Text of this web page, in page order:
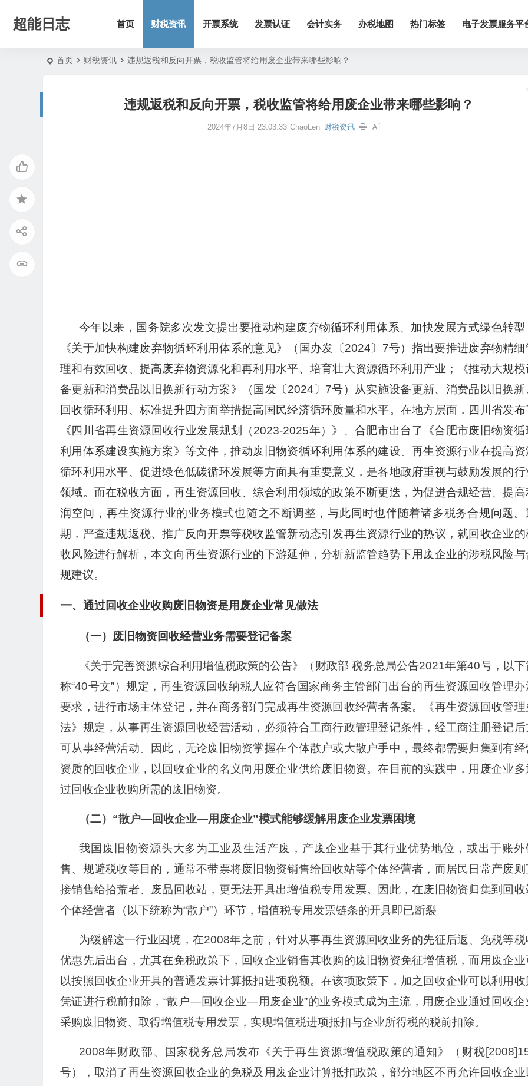
超能日志 首页 财税资讯 开票系统 发票认证 会计实务 办税地图 热门标签 电子发票服务平
首页 财税资讯 违规返税和反向开票，税收监管将给用废企业带来哪些影响？
违规返税和反向开票，税收监管将给用废企业带来哪些影响？
2024年7月8日 23:03:33 ChaoLen 财税资讯
今年以来，国务院多次发文提出要推动构建废弃物循环利用体系、加快发展方式绿色转型
《关于加快构建废弃物循环利用体系的意见》（国办发〔2024〕7号）指出要推进废弃物精细
理和有效回收、提高废弃物资源化和再利用水平、培育壮大资源循环利用产业；《推动大规模
备更新和消费品以旧换新行动方案》（国发〔2024〕7号）从实施设备更新、消费品以旧换新
回收循环利用、标准提升四方面举措提高国民经济循环质量和水平。在地方层面，四川省发布
《四川省再生资源回收行业发展规划（2023-2025年）》、合肥市出台了《合肥市废旧物资循
利用体系建设实施方案》等文件，推动废旧物资循环利用体系的建设。再生资源行业在提高资
循环利用水平、促进绿色低碳循环发展等方面具有重要意义，是各地政府重视与鼓励发展的行
领域。而在税收方面，再生资源回收、综合利用领域的政策不断更迭，为促进合规经营、提高
润空间，再生资源行业的业务模式也随之不断调整，与此同时也伴随着诸多税务合规问题。
期，严查违规返税、推广反向开票等税收监管新动态引发再生资源行业的热议，就回收企业的
收风险进行解析，本文向再生资源行业的下游延伸，分析新监管趋势下用废企业的涉税风险与
规建议。
一、通过回收企业收购废旧物资是用废企业常见做法
（一）废旧物资回收经营业务需要登记备案
《关于完善资源综合利用增值税政策的公告》（财政部 税务总局公告2021年第40号，以下
称“40号文”）规定，再生资源回收纳税人应符合国家商务主管部门出台的再生资源回收管理办
要求，进行市场主体登记，并在商务部门完成再生资源回收经营者备案。《再生资源回收管理
法》规定，从事再生资源回收经营活动，必须符合工商行政管理登记条件，经工商注册登记后
可从事经营活动。因此，无论废旧物资掌握在个体散户或大散户手中，最终都需要归集到有经
资质的回收企业，以回收企业的名义向用废企业供给废旧物资。在目前的实践中，用废企业多
过回收企业收购所需的废旧物资。
（二）“散户—回收企业—用废企业”模式能够缓解用废企业发票困境
我国废旧物资源头大多为工业及生活产废，产废企业基于其行业优势地位，或出于账外
售、规避税收等目的，通常不带票将废旧物资销售给回收站等个体经营者，而居民日常产废则
接销售给拾荒者、废品回收站，更无法开具出增值税专用发票。因此，在废旧物资归集到回收
个体经营者（以下统称为“散户”）环节，增值税专用发票链条的开具即已断裂。
为缓解这一行业困境，在2008年之前，针对从事再生资源回收业务的先征后返、免税等税
优惠先后出台，尤其在免税政策下，回收企业销售其收购的废旧物资免征增值税，而用废企业
以按照回收企业开具的普通发票计算抵扣进项税额。在该项政策下，加之回收企业可以利用收
凭证进行税前扣除，“散户—回收企业—用废企业”的业务模式成为主流，用废企业通过回收企
采购废旧物资、取得增值税专用发票，实现增值税进项抵扣与企业所得税的税前扣除。
2008年财政部、国家税务总局发布《关于再生资源增值税政策的通知》（财税
号），取消了再生资源回收企业的免税及用废企业计算抵扣政策，部分地区不再允许回收企业